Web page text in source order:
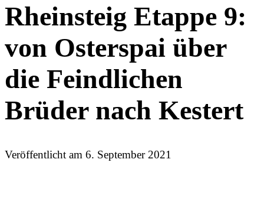
Rheinsteig Etappe 9:
von Osterspai über
die Feindlichen
Brüder nach Kestert
Veröffentlicht am 6. September 2021